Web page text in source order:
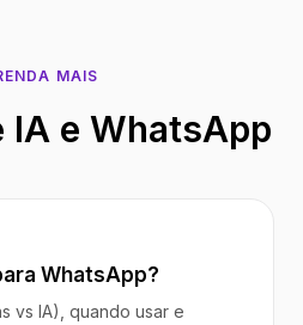
MAIS
IA e WhatsApp
WhatsApp?
vs IA), quando usar e